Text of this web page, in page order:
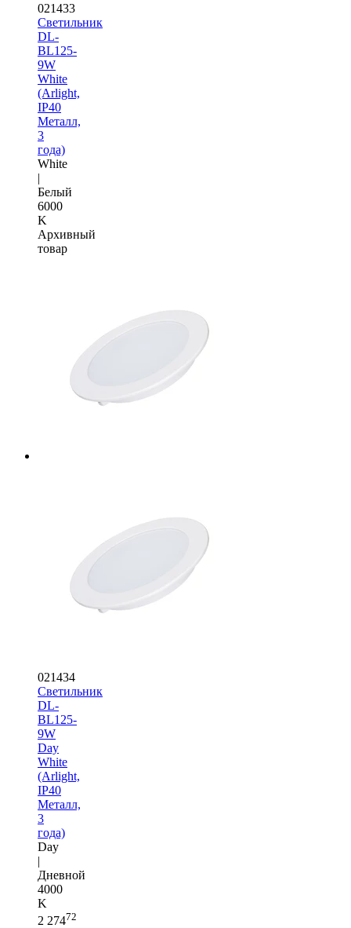
021433
Светильник
DL-
BL125-
9W
White
(Arlight,
IP40
Металл,
3
года)
White
|
Белый
6000
K
Архивный
товар
021434
Светильник
DL-
BL125-
9W
Day
White
(Arlight,
IP40
Металл,
3
года)
Day
|
Дневной
4000
K
2 27472